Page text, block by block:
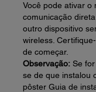
Você pode ativar o
comunicação
outro dispositivo
wireless.
de começar.
Observação: Se
se de que instalou
pôster Guia de